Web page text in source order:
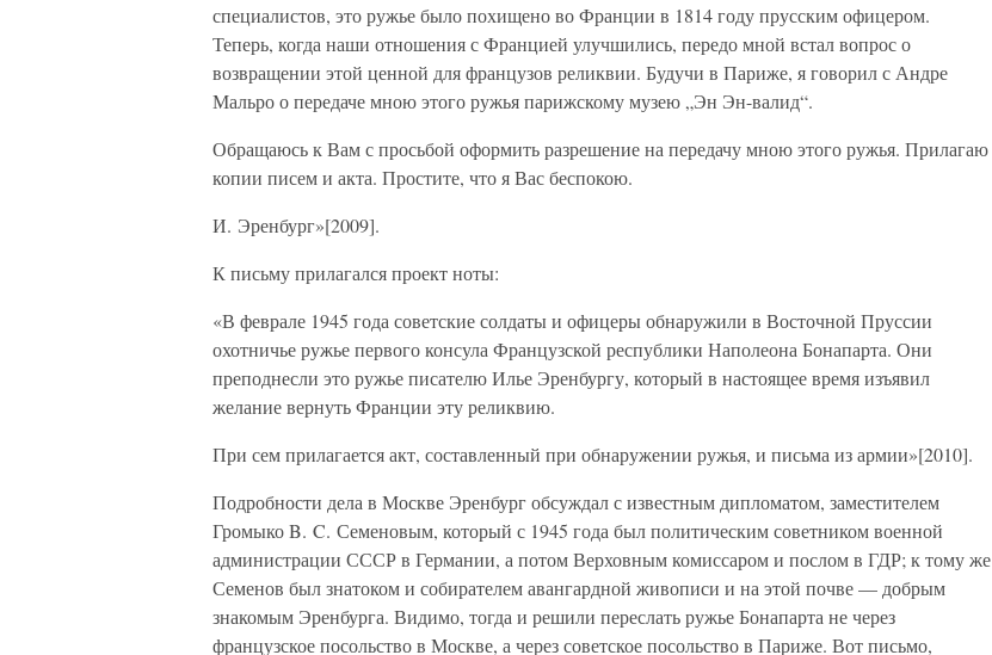
специалистов, это ружье было похищено во Франции в 1814 году прусским офицером.
Теперь, когда наши отношения с Францией улучшились, передо мной встал вопрос о
возвращении этой ценной для французов реликвии. Будучи в Париже, я говорил с Андре
Мальро о передаче мною этого ружья парижскому музею „Эн Эн-валид“.
Обращаюсь к Вам с просьбой оформить разрешение на передачу мною этого ружья. Прилагаю
копии писем и акта. Простите, что я Вас беспокою.
И. Эренбург»[2009].
К письму прилагался проект ноты:
«В феврале 1945 года советские солдаты и офицеры обнаружили в Восточной Пруссии
охотничье ружье первого консула Французской республики Наполеона Бонапарта. Они
преподнесли это ружье писателю Илье Эренбургу, который в настоящее время изъявил
желание вернуть Франции эту реликвию.
При сем прилагается акт, составленный при обнаружении ружья, и письма из армии»[2010].
Подробности дела в Москве Эренбург обсуждал с известным дипломатом, заместителем
Громыко B. C. Семеновым, который с 1945 года был политическим советником военной
администрации СССР в Германии, а потом Верховным комиссаром и послом в ГДР; к тому же
Семенов был знатоком и собирателем авангардной живописи и на этой почве — добрым
знакомым Эренбурга. Видимо, тогда и решили переслать ружье Бонапарта не через
французское посольство в Москве, а через советское посольство в Париже. Вот письмо,